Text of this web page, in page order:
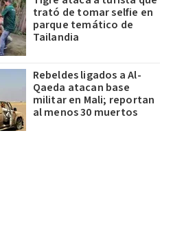
trató de tomar selfie en
parque temático de
Tailandia
Rebeldes ligados a Al-
Qaeda atacan base
militar en Mali; reportan
al menos 30 muertos